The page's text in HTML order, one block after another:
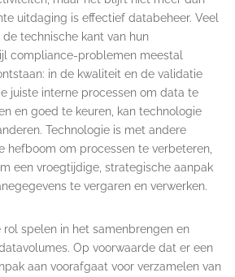
uitdaging is effectief databeheer. Veel
technische kant van hun
compliance-problemen meestal
in de kwaliteit en de validatie
juiste interne processen om data te
en goed te keuren, kan technologie
Technologie is met andere
hefboom om processen te verbeteren,
een vroegtijdige, strategische aanpak
te vergaren en verwerken.
rol spelen in het samenbrengen en
Op voorwaarde dat er een
aan voorafgaat voor verzamelen van